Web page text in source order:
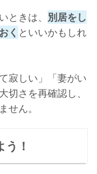
ときは、 別居をし
く といいかもしれ
寂しい」「妻がい
切さを再確認し、
せん。
！